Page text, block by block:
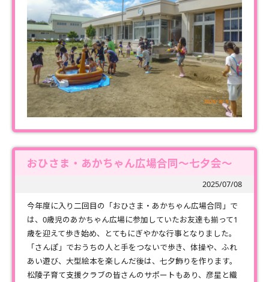
おひさま・あかちゃん広場合同～七夕会～
2025/07/08
今年度に入り二回目の「おひさま・あかちゃん広場合同」で
は、0歳児のあかちゃん広場に参加していたお友達も揃って1
歳を迎えて歩き始め、とてもにぎやかな行事となりました。
「さんぽ」でおうちの人と手をつないで歩き、体操や、ふれ
あい遊び、大型絵本を楽しんだ後は、七夕飾りを作ります。
松陵子育て支援クラブの皆さんのサポートもあり、彦星と織